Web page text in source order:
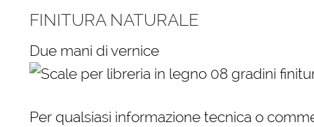
FINITURA NATURALE
Due mani di vernice
Per qualsiasi informazione tecnica o